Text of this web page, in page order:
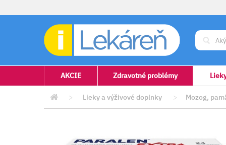
AKCIE Zdravotné problémy
> Lieky a výživové doplnky > Mozog,